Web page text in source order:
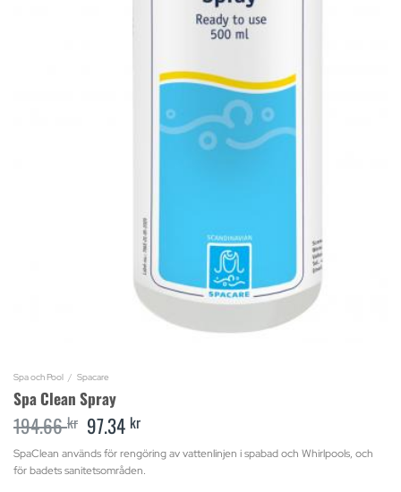
Spa och Pool / Spacare
Spa Clean Spray
194.66kr Original
price
was:
194.66 kr.
97.34krCurrent
is:
97.34 kr.
​SpaClean används för rengöring av vattenlinjen i spabad och Whirlpools, och
för badets sanitetsområden.